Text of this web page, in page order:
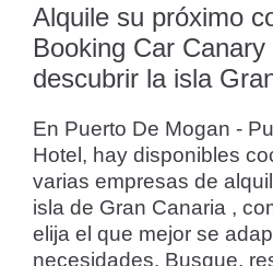
Alquile su próximo
Booking Car
descubrir la isla
En Puerto De Mogan -
Hotel, hay disponibles
varias empresas de
isla de Gran Canaria ,
elija el que mejor se
necesidades. Busque,